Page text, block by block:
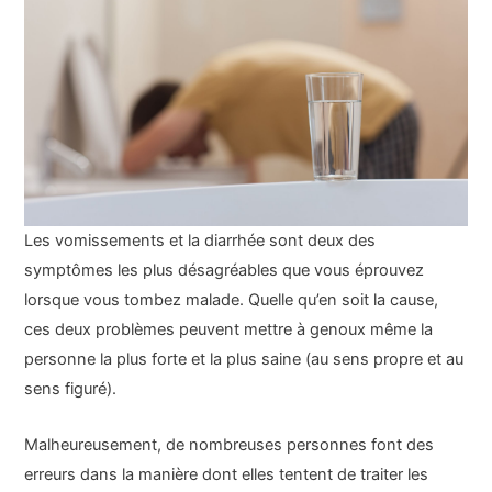
Les vomissements et la diarrhée sont deux des
symptômes les plus désagréables que vous éprouvez
lorsque vous tombez malade. Quelle qu’en soit la cause,
ces deux problèmes peuvent mettre à genoux même la
personne la plus forte et la plus saine (au sens propre et au
sens figuré).
Malheureusement, de nombreuses personnes font des
erreurs dans la manière dont elles tentent de traiter les